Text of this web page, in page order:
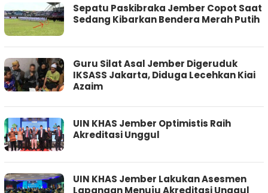
Sepatu Paskibraka Jember Copot Saat
Sedang Kibarkan Bendera Merah Putih
Guru Silat Asal Jember Digeruduk
IKSASS Jakarta, Diduga Lecehkan Kiai
Azaim
UIN KHAS Jember Optimistis Raih
Akreditasi Unggul
UIN KHAS Jember Lakukan Asesmen